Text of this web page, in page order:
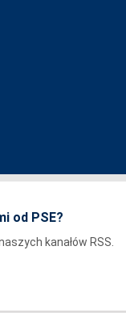
od PSE?
kanałów RSS.